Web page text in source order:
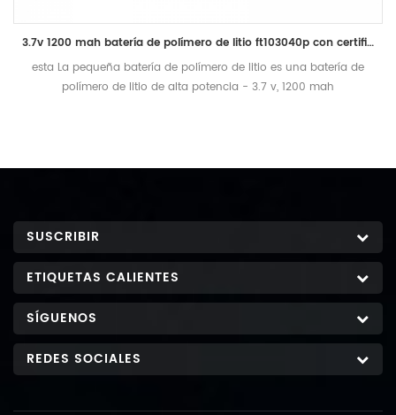
3.7v 1200 mah batería de polímero de litio ft103040p con certificado ul
esta La pequeña batería de polímero de litio es una batería de
polímero de litio de alta potencia - 3.7 v, 1200 mah
SUSCRIBIR
ETIQUETAS CALIENTES
SÍGUENOS
REDES SOCIALES